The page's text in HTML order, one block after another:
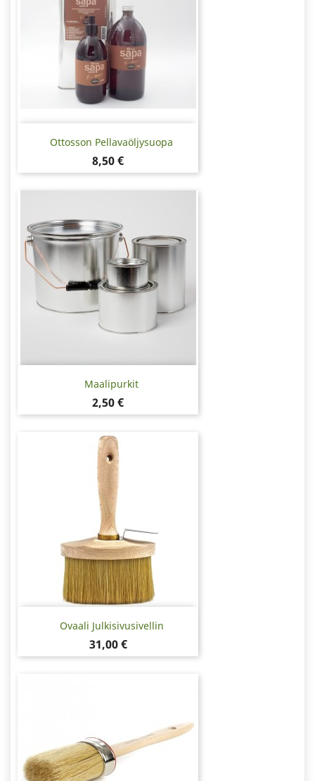
Ottosson Pellavaöljysuopa
Hinta
8,50 €
Maalipurkit
Hinta
2,50 €
Ovaali Julkisivusivellin
Hinta
31,00 €